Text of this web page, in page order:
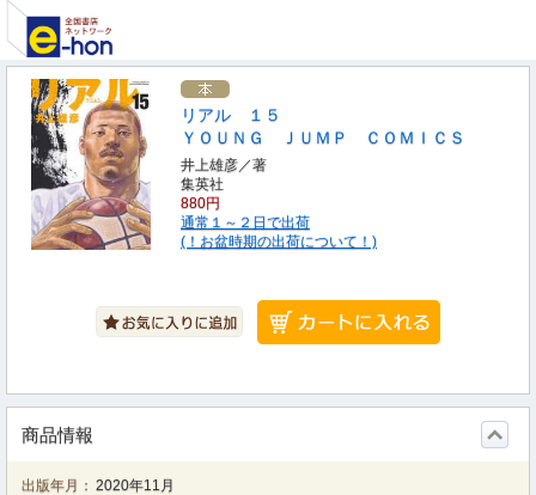
リアル １５
ＹＯＵＮＧ ＪＵＭＰ ＣＯＭＩＣＳ
井上雄彦／著
集英社
880円
通常１～２日で出荷
(！お盆時期の出荷について！)
商品情報
出版年月： 2020年11月